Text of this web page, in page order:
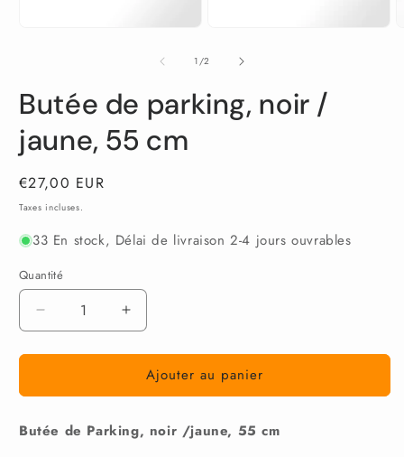
modale
média
une
fenêtre
1/de
2
Butée de parking, noir /
jaune, 55 cm
Prix
habituel
€27,00 EUR
Taxes incluses.
33 En stock, Délai de livraison 2-4 jours ouvrables
Quantité
Réduire
la
quantité
Butée
parking,
Augmenter
la
quantité
Butée
parking,
Ajouter au panier
Butée de Parking, noir /jaune, 55 cm